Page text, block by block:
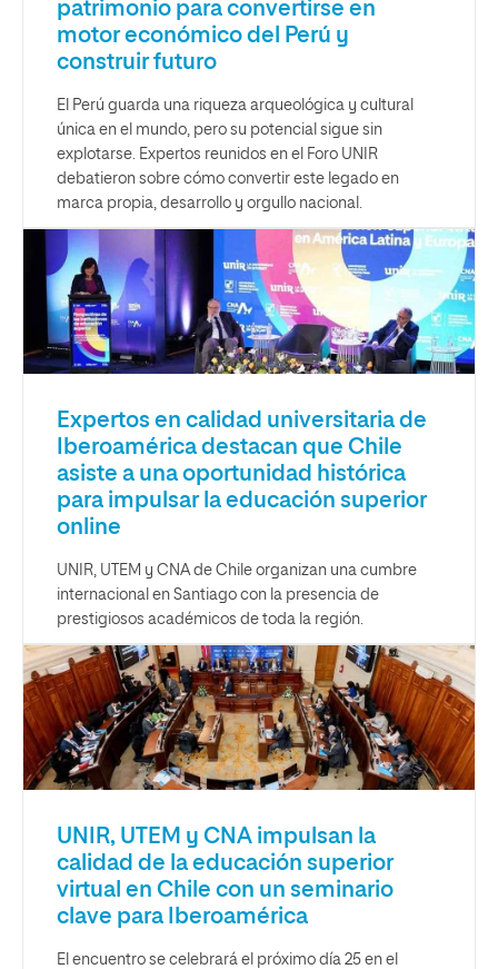
patrimonio para convertirse en
motor económico del Perú y
construir futuro
El Perú guarda una riqueza arqueológica y cultural
única en el mundo, pero su potencial sigue sin
explotarse. Expertos reunidos en el Foro UNIR
debatieron sobre cómo convertir este legado en
marca propia, desarrollo y orgullo nacional.
Expertos en calidad universitaria de
Iberoamérica destacan que Chile
asiste a una oportunidad histórica
para impulsar la educación superior
online
UNIR, UTEM y CNA de Chile organizan una cumbre
internacional en Santiago con la presencia de
prestigiosos académicos de toda la región.
UNIR, UTEM y CNA impulsan la
calidad de la educación superior
virtual en Chile con un seminario
clave para Iberoamérica
El encuentro se celebrará el próximo día 25 en el